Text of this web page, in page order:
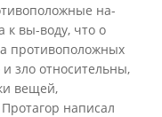
на-
к вы-воду, что о
противоположных
зло относительны,
вещей,
написал